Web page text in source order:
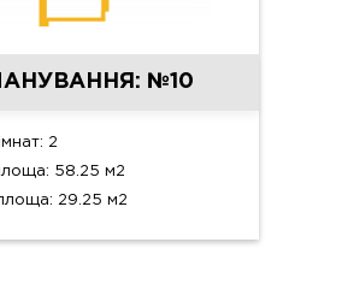
№10
2
58.25 м2
29.25 м2